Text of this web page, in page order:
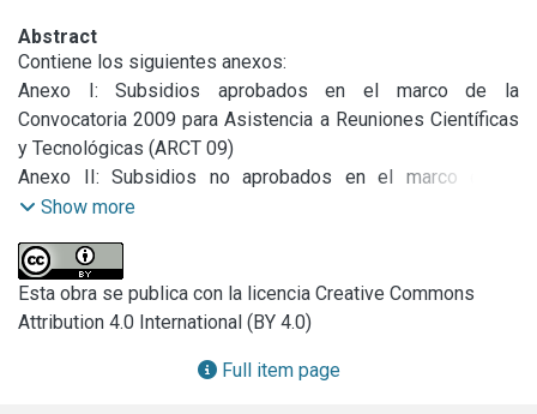
Abstract
Contiene los siguientes anexos:
Anexo I: Subsidios aprobados en el marco de la
Convocatoria 2009 para Asistencia a Reuniones Científicas
y Tecnológicas (ARCT 09)
Anexo II: Subsidios no aprobados en el marco de la
Convocatoria 2009 para Asistencia a Reuniones Científicas
Anexo III: Proyectos no priorizados de Investigación de
Interés Provincia
Anexo IV: Aprobación Reglamento de Concurso de
Anexo V: Rechazo de los reclamos interpuestos de
Show more
Esta obra se publica con la licencia Creative Commons
Attribution 4.0 International (BY 4.0)
Full item page